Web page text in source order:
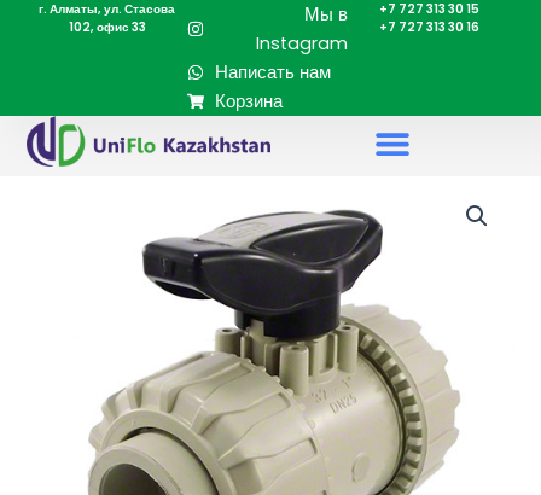
Перейтиг. Алматы, ул. Стасова
102, офис 33
Мы в
Instagram
Написать нам
Корзина
+7 727 313 30 15
+7 727 313 30 16